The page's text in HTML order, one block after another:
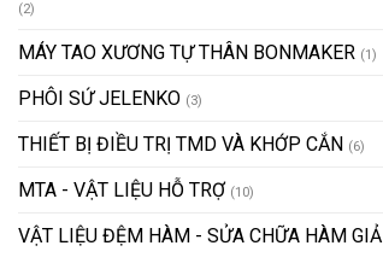
(2)
MÁY TAO XƯƠNG TỰ THÂN BONMAKER (1)
PHÔI SỨ JELENKO (3)
THIẾT BỊ ĐIỀU TRỊ TMD VÀ KHỚP CẮN (6)
MTA - VẬT LIỆU HỖ TRỢ (10)
VẬT LIỆU ĐỆM HÀM - SỬA CHỮA HÀM GIẢ